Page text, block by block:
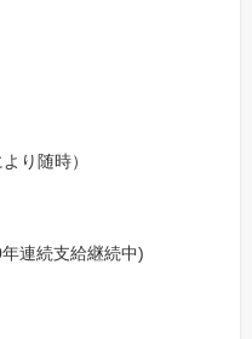
り随時）
続支給継続中)